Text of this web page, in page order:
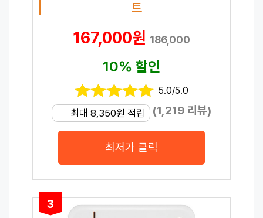
트
167,000원 186,000
10% 할인
5.0/5.0
최대 8,350원 적립 (1,219 리뷰)
최저가 클릭
3